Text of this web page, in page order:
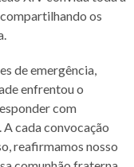
compartilhando os
de emergência,
enfrentou o
com
cada convocação
reafirmamos nosso